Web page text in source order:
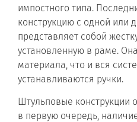
импостного типа.
конструкцию с одной или
представляет собой
установленную в раме.
материала, что и вся
устанавливаются ручки.
Штульповые конструкции
в первую очередь,